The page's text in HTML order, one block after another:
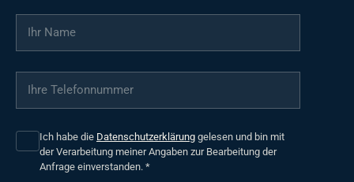
Ihr Name
Ihre Telefonnummer
Ich habe die Datenschutzerklärung gelesen und bin mit
der Verarbeitung meiner Angaben zur Bearbeitung der
Anfrage einverstanden. *